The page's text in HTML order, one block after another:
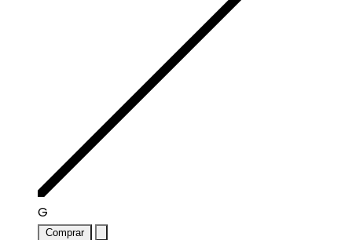
G
Comprar